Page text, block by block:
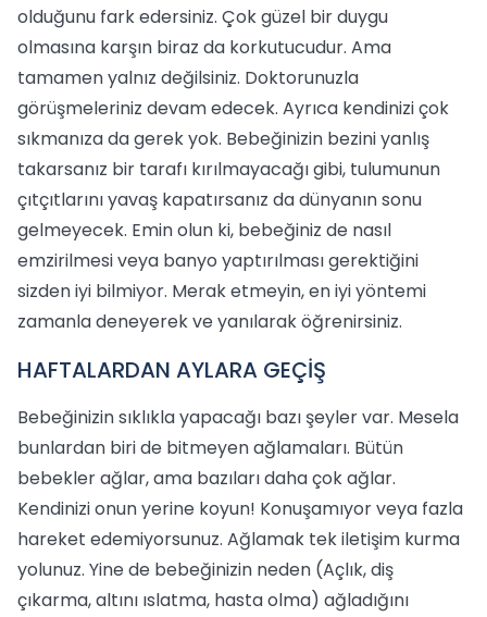
olduğunu fark edersiniz. Çok güzel bir duygu
olmasına karşın biraz da korkutucudur. Ama
tamamen yalnız değilsiniz. Doktorunuzla
görüşmeleriniz devam edecek. Ayrıca kendinizi çok
sıkmanıza da gerek yok. Bebeğinizin bezini yanlış
takarsanız bir tarafı kırılmayacağı gibi, tulumunun
çıtçıtlarını yavaş kapatırsanız da dünyanın sonu
gelmeyecek. Emin olun ki, bebeğiniz de nasıl
emzirilmesi veya banyo yaptırılması gerektiğini
sizden iyi bilmiyor. Merak etmeyin, en iyi yöntemi
zamanla deneyerek ve yanılarak öğrenirsiniz.
HAFTALARDAN AYLARA GEÇİŞ
Bebeğinizin sıklıkla yapacağı bazı şeyler var. Mesela
bunlardan biri de bitmeyen ağlamaları. Bütün
bebekler ağlar, ama bazıları daha çok ağlar.
Kendinizi onun yerine koyun! Konuşamıyor veya fazla
hareket edemiyorsunuz. Ağlamak tek iletişim kurma
yolunuz. Yine de bebeğinizin neden (Açlık, diş
çıkarma, altını ıslatma, hasta olma) ağladığını